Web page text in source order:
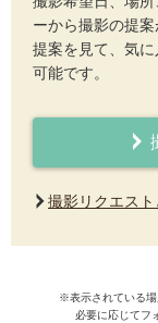
ーから撮影の提案
提案を見て、気
可能です。
撮影リクエスト
※表示されている場
必要に応じてフ